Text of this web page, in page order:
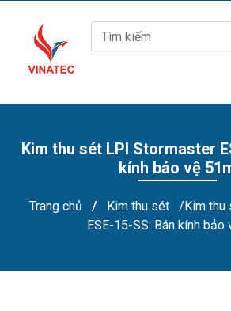
Kim thu sét LPI Stormaster
kính bảo vệ
Trang chủ / Kim thu sét
/Kim thu
ESE-15-SS: Bán kính bảo